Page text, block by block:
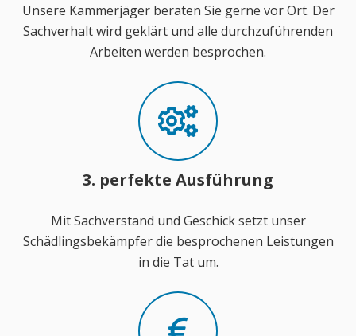
Unsere Kammerjäger beraten Sie gerne vor Ort. Der
Sachverhalt wird geklärt und alle durchzuführenden
Arbeiten werden besprochen.
3. perfekte Ausführung
Mit Sachverstand und Geschick setzt unser
Schädlingsbekämpfer die besprochenen Leistungen
in die Tat um.